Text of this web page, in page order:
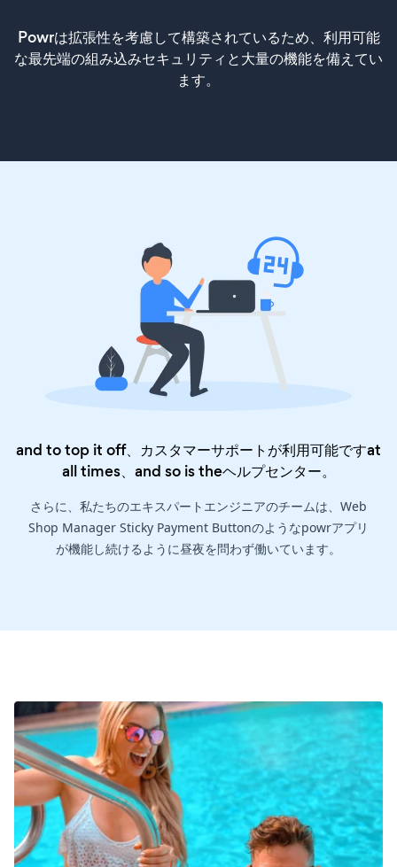
Powrは拡張性を考慮して構築されているため、利用可能
な最先端の組み込みセキュリティと大量の機能を備えてい
ます。
and to top it off、カスタマーサポートが利用可能ですat
all times、and so is theヘルプセンター。
さらに、私たちのエキスパートエンジニアのチームは、Web
Shop Manager Sticky Payment Buttonのようなpowrアプリ
が機能し続けるように昼夜を問わず働いています。